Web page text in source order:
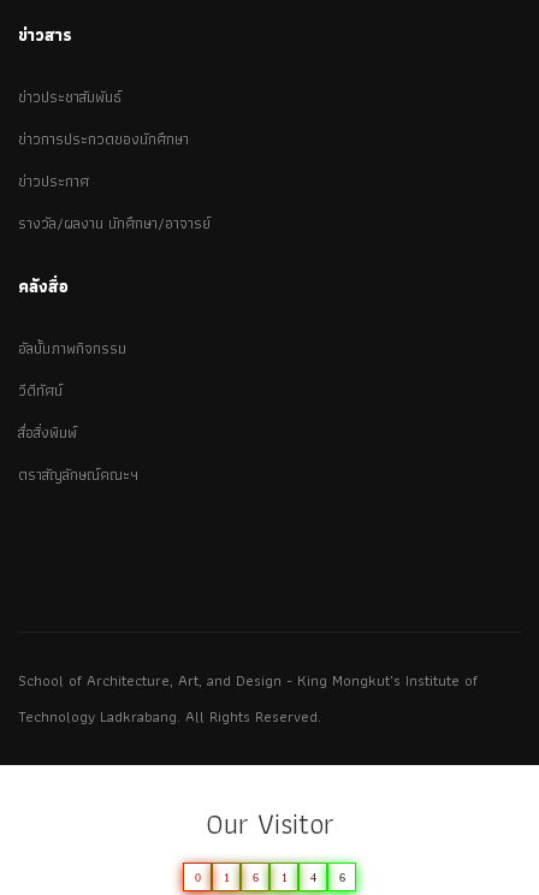
ข่าวสาร
ข่าวประชาสัมพันธ์
ข่าวการประกวดของนักศึกษา
ข่าวประกาศ
รางวัล/ผลงาน นักศึกษา/อาจารย์
คลังสื่อ
อัลบั้มภาพกิจกรรม
วีดีทัศน์
สื่อสิ่งพิมพ์
ตราสัญลักษณ์คณะฯ
School of Architecture, Art, and Design - King Mongkut's Institute of
Technology Ladkrabang. All Rights Reserved.
Our Visitor
0 1 6 1 4 6